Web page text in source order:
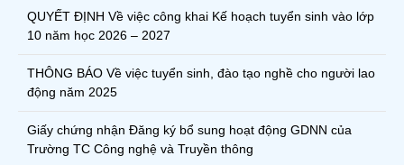
QUYẾT ĐỊNH Về việc công khai Kế hoạch tuyển sinh vào lớp
10 năm học 2026 – 2027
THÔNG BÁO Về việc tuyển sinh, đào tạo nghề cho người lao
động năm 2025
Giấy chứng nhận Đăng ký bổ sung hoạt động GDNN của
Trường TC Công nghệ và Truyền thông